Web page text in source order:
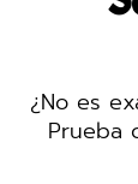
¿No es
Prueba